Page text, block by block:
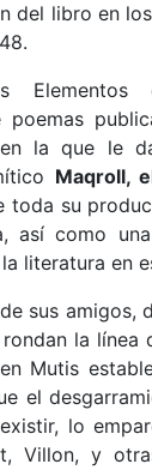
del libro en
Elementos
poemas
la que le
Maqroll,
toda su
así como
literatura en
sus amigos,
la línea
Mutis
el
lo
Villon, y